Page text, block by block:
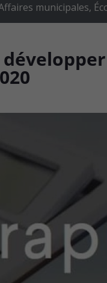
municipales,